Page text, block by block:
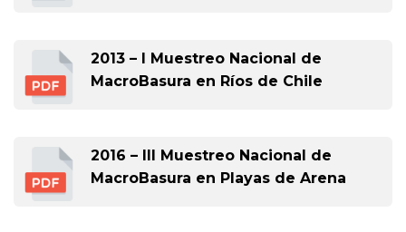
2013 – I Muestreo Nacional de
MacroBasura en Ríos de Chile
2016 – III Muestreo Nacional de
MacroBasura en Playas de Arena